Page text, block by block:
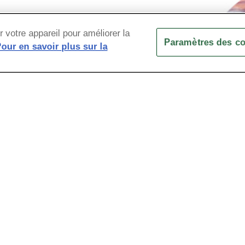
pour une sécurité
frontales et des gilets
appareil pour améliorer la
en savoir plus sur la
Paramètres des